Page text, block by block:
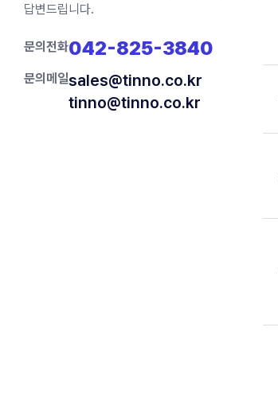
답변드립니다.
문의전화042-825-3840
문의메일sales@tinno.co.kr
tinno@tinno.co.kr